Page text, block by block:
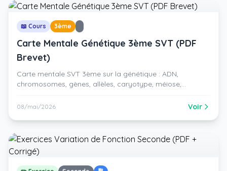
📖 Cours 3ème
Carte Mentale Génétique 3ème SVT (PDF
Brevet)
Carte mentale SVT 3ème sur la génétique : ADN,
chromosomes, gènes, allèles, caryotype, méiose,
réviser le brevet. PDF gratuit à imprimer.
08/mai/2026 Voir